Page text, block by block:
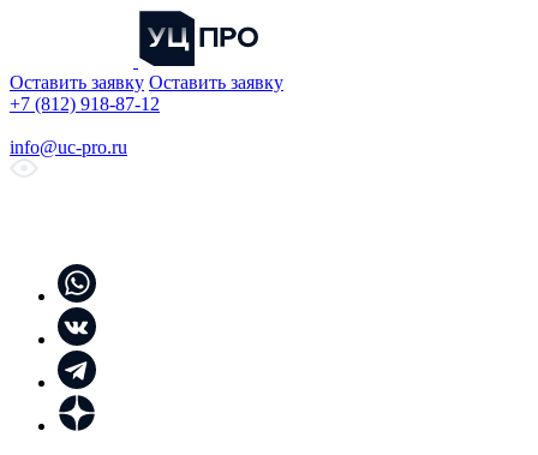
Оставить заявку Оставить заявку
+7 (812) 918-87-12
info@uc-pro.ru